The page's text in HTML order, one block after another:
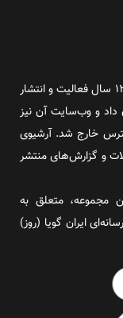
روز آنلاین روزنامه‌ای اینترنتی بود که پس از طول ۱۲ سال فعالیت و انتشار
خود پایان داد و وب‌سایت آن نیز
خارج شد. آرشیوی
و گزارش‌های منتشر
مجموعه، متعلق به
ایران گویا (روز)